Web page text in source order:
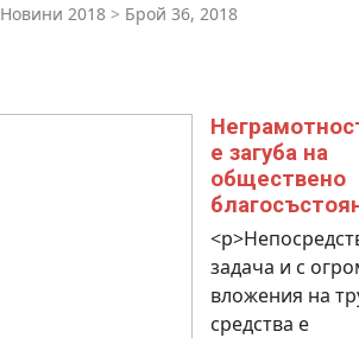
Новини 2018 > Брой 36, 2018
е загуба на
обществено
задача и с
вложения на
средства е